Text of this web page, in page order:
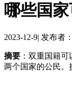
哪些国
2023-12-9| 发布者
摘要 ：双重国籍
两个国家的公民。